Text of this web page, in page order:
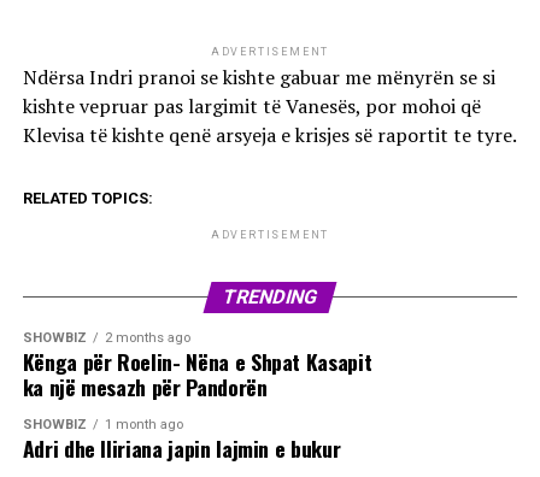
ADVERTISEMENT
Ndërsa Indri pranoi se kishte gabuar me mënyrën se si
kishte vepruar pas largimit të Vanesës, por mohoi që
Klevisa të kishte qenë arsyeja e krisjes së raportit te tyre.
RELATED TOPICS:
ADVERTISEMENT
TRENDING
SHOWBIZ 2 months ago
Kënga për Roelin- Nëna e Shpat Kasapit
ka një mesazh për Pandorën
SHOWBIZ 1 month ago
Adri dhe Iliriana japin lajmin e bukur